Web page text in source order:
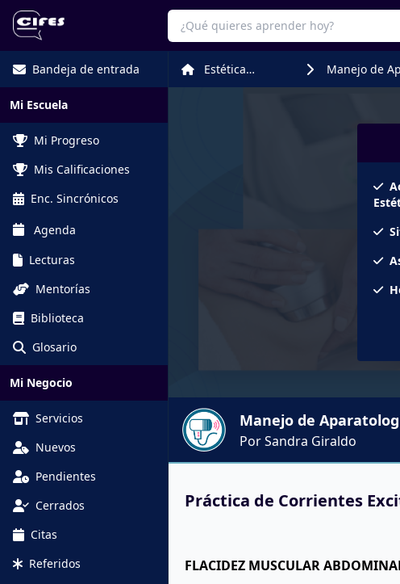
Bandeja de entrada
Mi Escuela
Mi Progreso
Mis Calificaciones
Enc. Sincrónicos
Agenda
Lecturas
Mentorías
Biblioteca
Glosario
Mi Negocio
Servicios
Nuevos
Pendientes
Cerrados
Citas
Referidos
Estética
Corporal
Manejo de
Estética
Manejo de
Por Sandra Giraldo
Práctica de Corrientes
FLACIDEZ MUSCULAR